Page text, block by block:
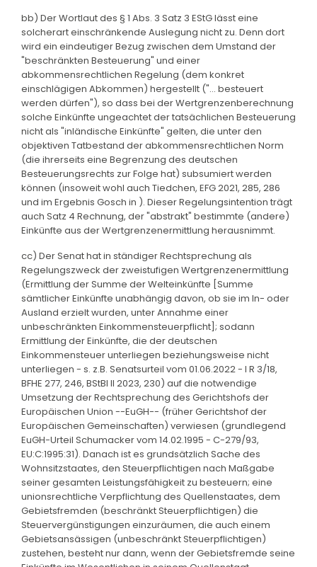
bb) Der Wortlaut des § 1 Abs. 3 Satz 3 EStG lässt eine
solcherart einschränkende Auslegung nicht zu. Denn dort
wird ein eindeutiger Bezug zwischen dem Umstand der
"beschränkten Besteuerung" und einer
abkommensrechtlichen Regelung (dem konkret
einschlägigen Abkommen) hergestellt ("... besteuert
werden dürfen"), so dass bei der Wertgrenzenberechnung
solche Einkünfte ungeachtet der tatsächlichen Besteuerung
nicht als "inländische Einkünfte" gelten, die unter den
objektiven Tatbestand der abkommensrechtlichen Norm
(die ihrerseits eine Begrenzung des deutschen
Besteuerungsrechts zur Folge hat) subsumiert werden
können (insoweit wohl auch Tiedchen, EFG 2021, 285, 286
und im Ergebnis Gosch in ). Dieser Regelungsintention trägt
auch Satz 4 Rechnung, der "abstrakt" bestimmte (andere)
Einkünfte aus der Wertgrenzenermittlung herausnimmt.
cc) Der Senat hat in ständiger Rechtsprechung als
Regelungszweck der zweistufigen Wertgrenzenermittlung
(Ermittlung der Summe der Welteinkünfte [Summe
sämtlicher Einkünfte unabhängig davon, ob sie im In- oder
Ausland erzielt wurden, unter Annahme einer
unbeschränkten Einkommensteuerpflicht]; sodann
Ermittlung der Einkünfte, die der deutschen
Einkommensteuer unterliegen beziehungsweise nicht
unterliegen - s. z.B. Senatsurteil vom 01.06.2022 - I R 3/18,
BFHE 277, 246, BStBl II 2023, 230) auf die notwendige
Umsetzung der Rechtsprechung des Gerichtshofs der
Europäischen Union --EuGH-- (früher Gerichtshof der
Europäischen Gemeinschaften) verwiesen (grundlegend
EuGH-Urteil Schumacker vom 14.02.1995 - C-279/93,
EU:C:1995:31). Danach ist es grundsätzlich Sache des
Wohnsitzstaates, den Steuerpflichtigen nach Maßgabe
seiner gesamten Leistungsfähigkeit zu besteuern; eine
unionsrechtliche Verpflichtung des Quellenstaates, dem
Gebietsfremden (beschränkt Steuerpflichtigen) die
Steuervergünstigungen einzuräumen, die auch einem
Gebietsansässigen (unbeschränkt Steuerpflichtigen)
zustehen, besteht nur dann, wenn der Gebietsfremde seine